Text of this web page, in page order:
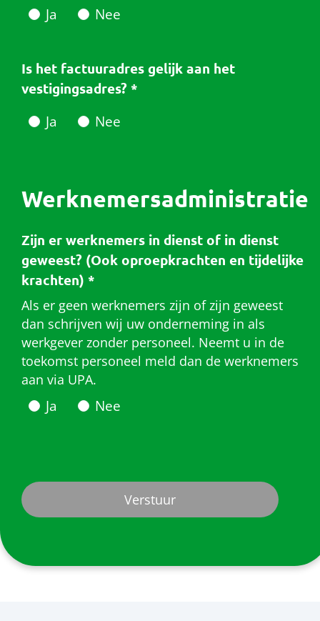
Ja Nee
Is het factuuradres gelijk aan het
vestigingsadres? *
Ja Nee
Werknemersadministratie
Zijn er werknemers in dienst of in dienst
geweest? (Ook oproepkrachten en tijdelijke
krachten) *
Als er geen werknemers zijn of zijn geweest
dan schrijven wij uw onderneming in als
werkgever zonder personeel. Neemt u in de
toekomst personeel meld dan de werknemers
aan via UPA.
Ja Nee